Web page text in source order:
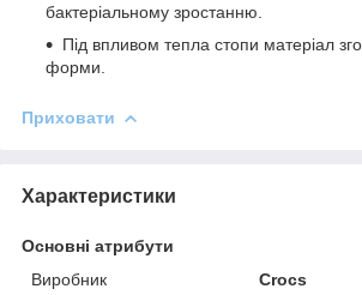
бактеріальному зростанню.
Під впливом тепла стопи матеріал
форми.
Приховати
Характеристики
Основні атрибути
Виробник
Crocs